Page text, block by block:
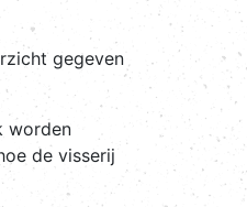
gegeven
worden
de visserij